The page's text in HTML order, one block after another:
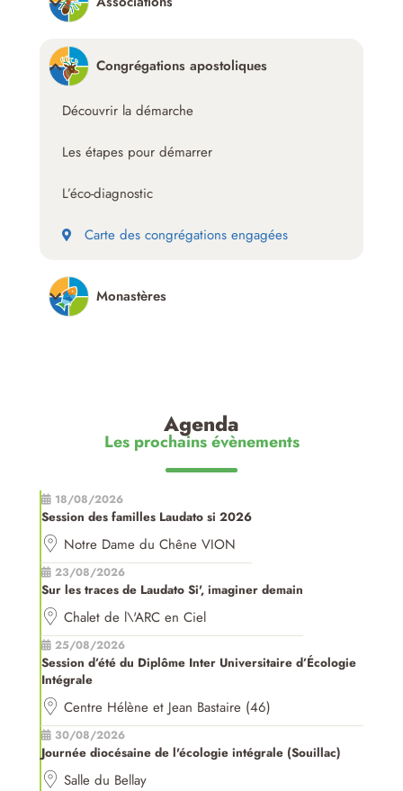
Congrégations apostoliques
Découvrir la démarche
Les étapes pour démarrer
L’éco-diagnostic
Carte des congrégations engagées
Monastères
Agenda
Les prochains évènements
18/08/2026
Session des familles Laudato si 2026
Notre Dame du Chêne VION
23/08/2026
Sur les traces de Laudato Si', imaginer demain
Chalet de l\'ARC en Ciel
25/08/2026
Session d’été du Diplôme Inter Universitaire d’Écologie
Intégrale
Centre Hélène et Jean Bastaire (46)
30/08/2026
Journée diocésaine de l'écologie intégrale (Souillac)
Salle du Bellay